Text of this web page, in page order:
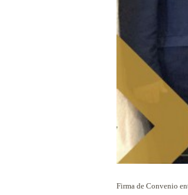
Firma de Convenio